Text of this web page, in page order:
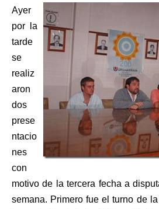
Ayer
por la
tarde
se
realiz
aron
dos
prese
ntacio
nes
con
motivo de la tercera fecha a
semana. Primero fue el turno de